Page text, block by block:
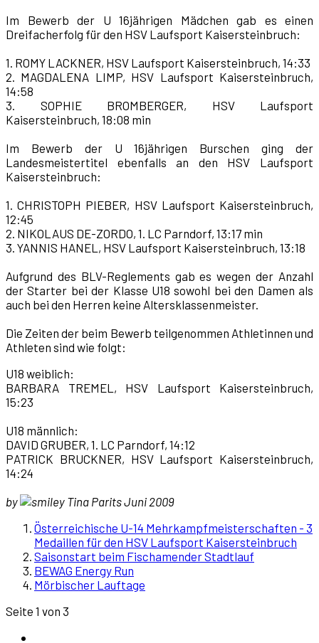
Im Bewerb der U 16jährigen Mädchen gab es einen
Dreifacherfolg für den HSV Laufsport Kaisersteinbruch:
1. ROMY LACKNER, HSV Laufsport Kaisersteinbruch, 14:33
2. MAGDALENA LIMP, HSV Laufsport Kaisersteinbruch,
14:58
3. SOPHIE BROMBERGER, HSV Laufsport
Kaisersteinbruch, 18:08 min
Im Bewerb der U 16jährigen Burschen ging der
Landesmeistertitel ebenfalls an den HSV Laufsport
Kaisersteinbruch:
1. CHRISTOPH PIEBER, HSV Laufsport Kaisersteinbruch,
12:45
2. NIKOLAUS DE-ZORDO, 1. LC Parndorf, 13:17 min
3. YANNIS HANEL, HSV Laufsport Kaisersteinbruch, 13:18
Aufgrund des BLV-Reglements gab es wegen der Anzahl
der Starter bei der Klasse U18 sowohl bei den Damen als
auch bei den Herren keine Altersklassenmeister.
Die Zeiten der beim Bewerb teilgenommen Athletinnen und
Athleten sind wie folgt:
U18 weiblich:
BARBARA TREMEL, HSV Laufsport Kaisersteinbruch,
15:23
U18 männlich:
DAVID GRUBER, 1. LC Parndorf, 14:12
PATRICK BRUCKNER, HSV Laufsport Kaisersteinbruch,
14:24
by
Tina Parits Juni 2009
Österreichische U-14 Mehrkampfmeisterschaften - 3
Medaillen für den HSV Laufsport Kaisersteinbruch
Saisonstart beim Fischamender Stadtlauf
BEWAG Energy Run
Mörbischer Lauftage
Seite 1 von 3